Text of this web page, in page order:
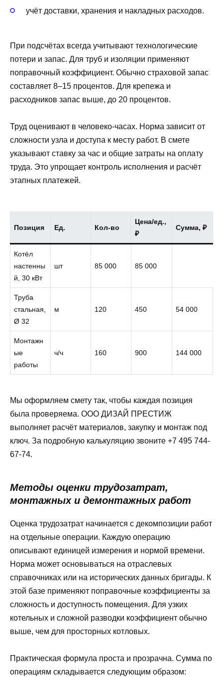
учёт доставки, хранения и накладных расходов.
При подсчётах всегда учитывают технологические
потери и запас. Для труб и изоляции применяют
поправочный коэффициент. Обычно страховой запас
составляет 8–15 процентов. Для крепежа и
расходников запас выше, до 20 процентов.
Труд оценивают в человеко-часах. Норма зависит от
сложности узла и доступа к месту работ. В смете
указывают ставку за час и общие затраты на оплату
труда. Это упрощает контроль исполнения и расчёт
этапных платежей.
Позиция Ед. Кол-во
Цена/ед.,
₽
Сумма, ₽
Котёл
настенны
й, 30 кВт
шт 85 000 85 000
Труба
стальная,
Ø 32
м 120 450 54 000
Монтажн
ые
работы
ч/ч 160 900 144 000
Мы оформляем смету так, чтобы каждая позиция
была проверяема. ООО ДИЗАЙ ПРЕСТИЖ
выполняет расчёт материалов, закупку и монтаж под
ключ. За подробную калькуляцию звоните +7 495 744-
67-74.
Методы оценки трудозатрат,
монтажных и демонтажных работ
Оценка трудозатрат начинается с декомпозиции работ
на отдельные операции. Каждую операцию
описывают единицей измерения и нормой времени.
Норма может основываться на отраслевых
справочниках или на исторических данных бригады. К
этой базе применяют поправочные коэффициенты за
сложность и доступность помещения. Для узких
котельных и сложной разводки коэффициент обычно
выше, чем для просторных котловых.
Практическая формула проста и прозрачна. Сумма по
операциям складывается следующим образом: